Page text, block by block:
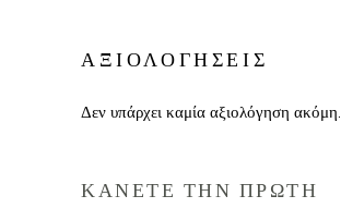
ΑΞΙΟΛΟΓΗΣΕΙΣ
Δεν υπάρχει καμία αξιολόγηση ακόμη.
ΚΑΝΕΤΕ ΤΗΝ ΠΡΩΤΗ